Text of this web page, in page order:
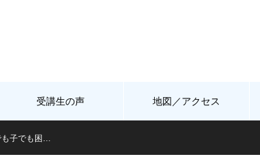
受講生の声 地図／アクセス
も子でも困…